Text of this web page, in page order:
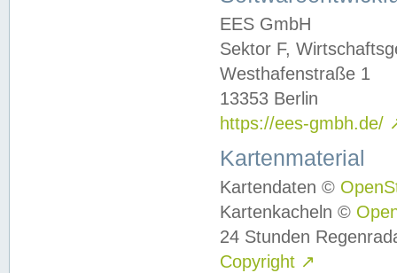
EES GmbH
Sektor F,
Westhafenstraße 1
13353 Berlin
https://ees-gmbh.de/
Kartenmaterial
Kartendaten ©
Kartenkacheln ©
24 Stunden
Copyright ↗